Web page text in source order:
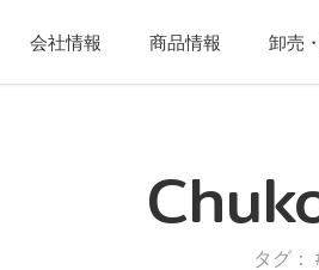
会社情報 商品情報 卸売
タグ：